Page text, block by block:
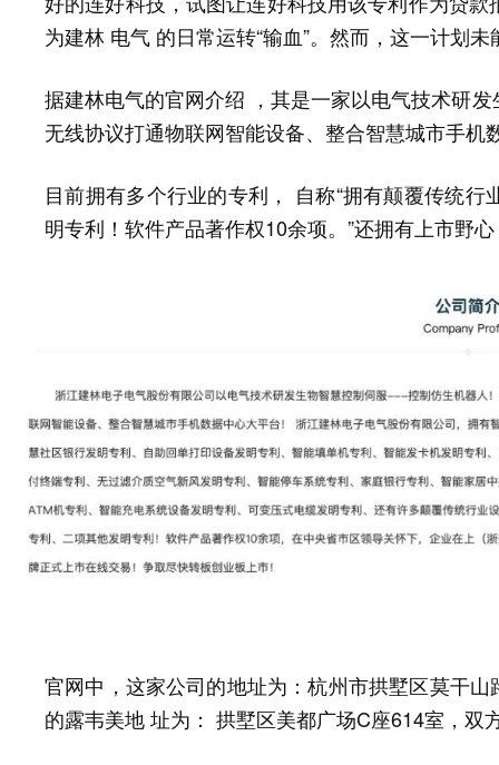
为建林 电气 的日常运转“输血”。然而，这一计划未
据建林电气的官网介绍 ，其是一家以电气技术研
无线协议打通物联网智能设备、整合智慧城市手机
目前拥有多个行业的专利， 自称“拥有颠覆传统
明专利！软件产品著作权10余项。”还拥有上市野
官网中，这家公司的地址为：杭州市拱墅区莫干
的露韦美地 址为： 拱墅区美都广场C座614室， 双